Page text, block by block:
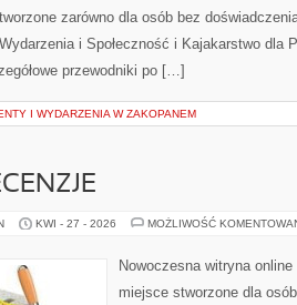
zarówno dla osób bez
i Społeczność i Kajakarstwo dla
przewodniki po […]
I WYDARZENIA W ZAKOPANEM
KWI - 27 - 2026 MOŻLIWOŚĆ
Nowoczesna witryna
miejsce stworzone dla